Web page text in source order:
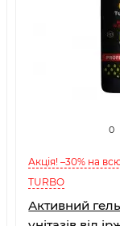
0
Акція! –30% на
TURBO
Активний